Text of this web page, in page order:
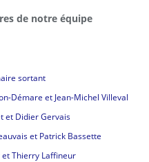
de notre équipe
sortant
Démare et Jean-Michel Villeval
et Didier Gervais
et Patrick Bassette
Thierry Laffineur